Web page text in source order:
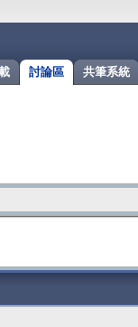
共筆系統
討論區